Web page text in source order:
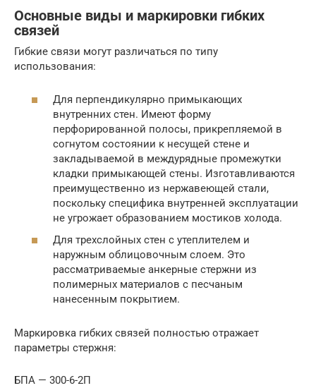
Основные виды и маркировки гибких
связей
Гибкие связи могут различаться по типу
использования:
Для перпендикулярно примыкающих
внутренних стен. Имеют форму
перфорированной полосы, прикрепляемой в
согнутом состоянии к несущей стене и
закладываемой в междурядные промежутки
кладки примыкающей стены. Изготавливаются
преимущественно из нержавеющей стали,
поскольку специфика внутренней эксплуатации
не угрожает образованием мостиков холода.
Для трехслойных стен с утеплителем и
наружным облицовочным слоем. Это
рассматриваемые анкерные стержни из
полимерных материалов с песчаным
нанесенным покрытием.
Маркировка гибких связей полностью отражает
параметры стержня:
БПА — 300-6-2П